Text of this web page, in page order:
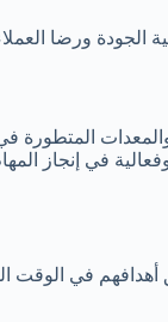
الجودة ورضا
المتطورة
في إنجاز
أهدافهم في الوقت